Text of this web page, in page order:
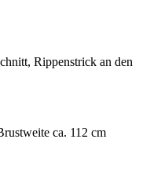
Rippenstrick an den
ca. 112 cm